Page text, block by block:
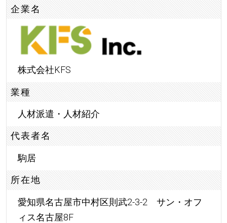
企業名
株式会社KFS
業種
人材派遣・人材紹介
代表者名
駒居
所在地
愛知県名古屋市中村区則武2-3-2 サン・オフ
ィス名古屋8F